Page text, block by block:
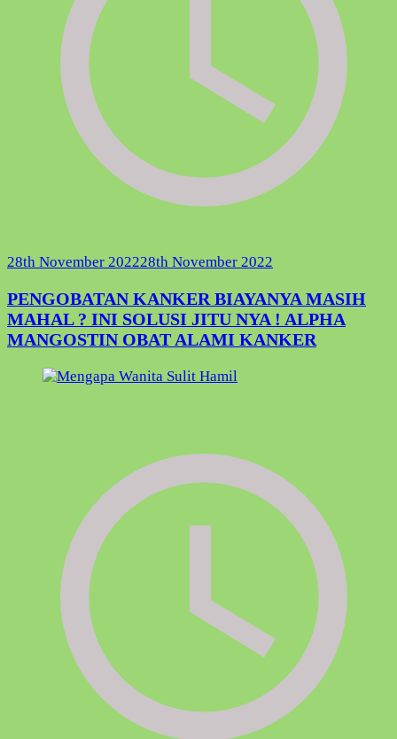
28th November 202228th November 2022
PENGOBATAN KANKER BIAYANYA MASIH
MAHAL ? INI SOLUSI JITU NYA ! ALPHA
MANGOSTIN OBAT ALAMI KANKER